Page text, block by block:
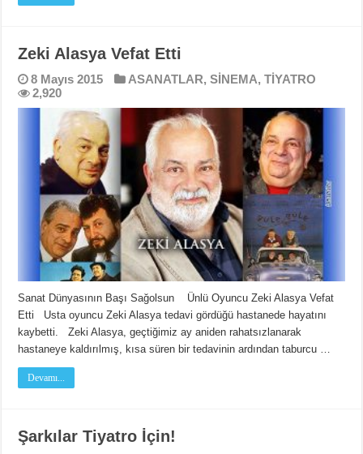
Zeki Alasya Vefat Etti
8 Mayıs 2015 ASANATLAR,SİNEMA,TİYATRO
2,920
Sanat Dünyasının Başı Sağolsun Ünlü Oyuncu Zeki Alasya Vefat
Etti Usta oyuncu Zeki Alasya tedavi gördüğü hastanede hayatını
kaybetti. Zeki Alasya, geçtiğimiz ay aniden rahatsızlanarak
hastaneye kaldırılmış, kısa süren bir tedavinin ardından taburcu …
Devamı...
Şarkılar Tiyatro İçin!